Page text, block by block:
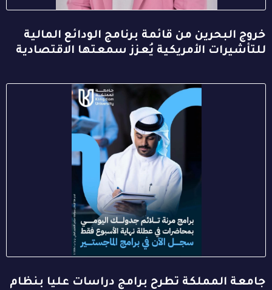
خروج البحرين من قائمة برنامج الودائع المالية
للتأشيرات الأمريكية يُعزز سمعتها الاقتصادية
جامعة المملكة تطرح برامج دراسات عليا بنظام